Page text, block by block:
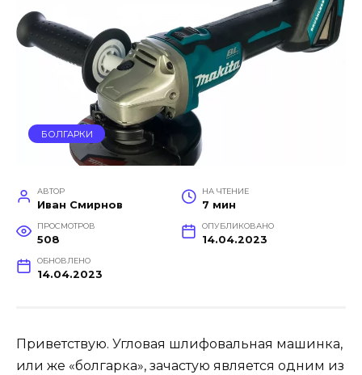
БОЛГАРКИ
АВТОР
Иван Смирнов
НА ЧТЕНИЕ
7 мин
ПРОСМОТРОВ
508
ОПУБЛИКОВАНО
14.04.2023
ОБНОВЛЕНО
14.04.2023
Приветствую. Угловая шлифовальная машинка,
или же «болгарка», зачастую является одним из